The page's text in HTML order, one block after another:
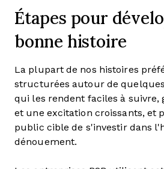
Étapes pour
bonne histoire
La plupart de nos histoires
structurées autour de
qui les rendent faciles à suivre,
et une excitation croissants, et
public cible de s'investir dans
dénouement.